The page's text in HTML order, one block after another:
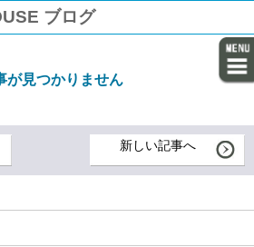
ブログ
が見つかりません
新しい記事へ